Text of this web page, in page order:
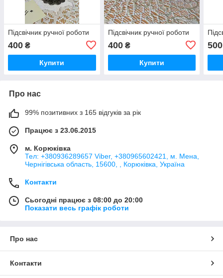
Підсвічник ручної роботи
400 ₴
Купити
Підсвічник ручної роботи
400₴
Купити
500
Про нас
99% позитивних з 165 відгуків за рік
Працює з 23.06.2015
м. Корюківка
Тел: +380936289657 Viber, +380965602421, м. Мена,
Чернігівська область, 15600, , Корюківка, Україна
Контакти
Сьогодні працює з 08:00 до 20:00
Показати весь графік роботи
Про нас
Контакти